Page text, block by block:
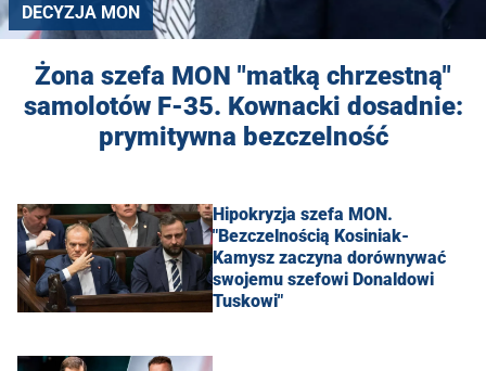
DECYZJA MON
Żona szefa MON "matką chrzestną"
samolotów F-35. Kownacki dosadnie:
prymitywna bezczelność
Hipokryzja szefa MON.
"Bezczelnością Kosiniak-
Kamysz zaczyna dorównywać
swojemu szefowi Donaldowi
Tuskowi"